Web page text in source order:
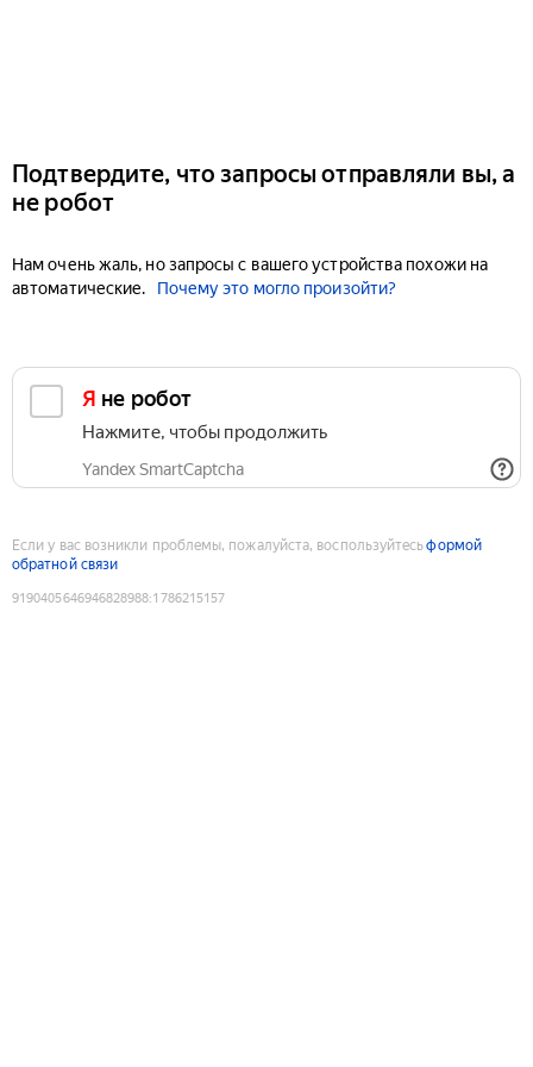
Подтвердите, что запросы отправляли вы, а
не робот
Нам очень жаль, но запросы с вашего устройства похожи на
автоматические.
Почему это могло произойти?
Я не робот
Нажмите, чтобы продолжить
Yandex SmartCaptcha
Если у вас возникли проблемы, пожалуйста, воспользуйтесьформой
обратной связи
9190405646946828988:1786215157